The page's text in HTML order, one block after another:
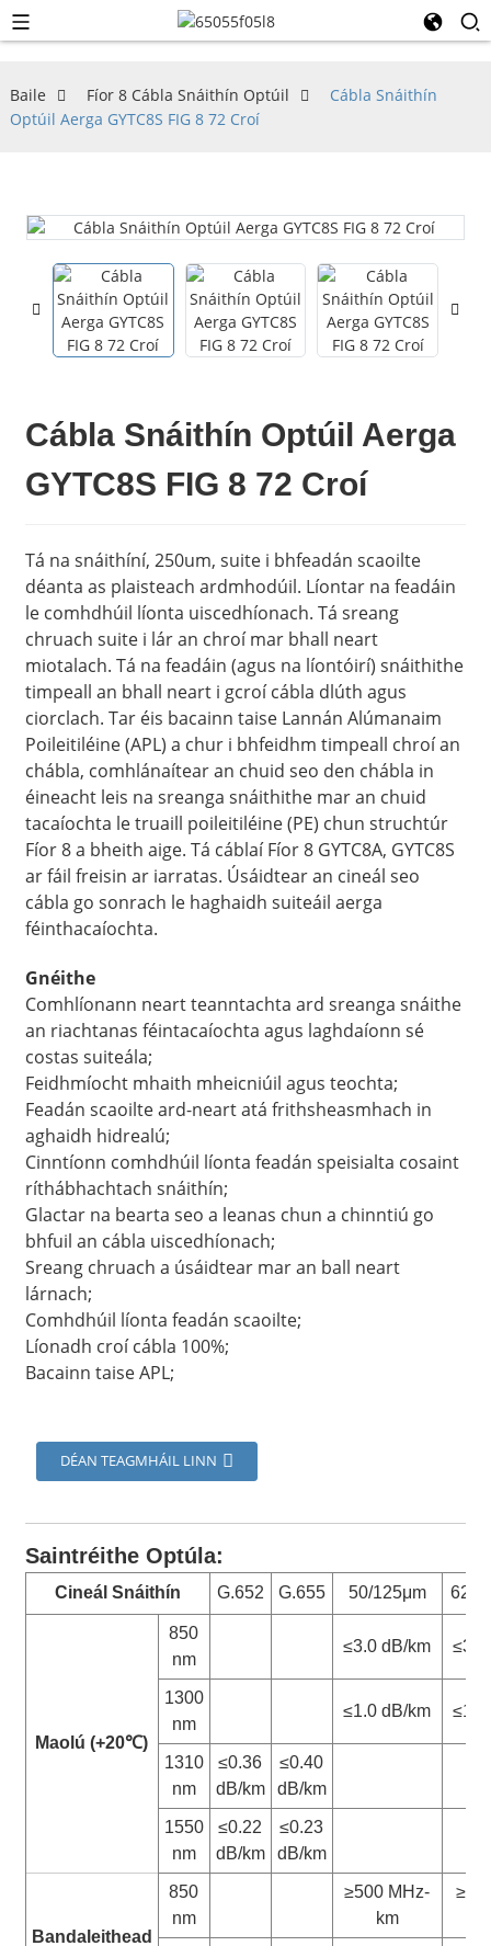
Baile Fíor 8 Cábla Snáithín Optúil
Cábla Snáithín
Optúil Aerga GYTC8S FIG 8 72 Croí
Cábla Snáithín Optúil Aerga
GYTC8S FIG 8 72 Croí
Tá na snáithíní, 250um, suite i bhfeadán scaoilte
déanta as plaisteach ardmhodúil. Líontar na feadáin
le comhdhúil líonta uiscedhíonach. Tá sreang
chruach suite i lár an chroí mar bhall neart
miotalach. Tá na feadáin (agus na líontóirí) snáithithe
timpeall an bhall neart i gcroí cábla dlúth agus
ciorclach. Tar éis bacainn taise Lannán Alúmanaim
Poileitiléine (APL) a chur i bhfeidhm timpeall chroí an
chábla, comhlánaítear an chuid seo den chábla in
éineacht leis na sreanga snáithithe mar an chuid
tacaíochta le truaill poileitiléine (PE) chun struchtúr
Fíor 8 a bheith aige. Tá cáblaí Fíor 8 GYTC8A, GYTC8S
ar fáil freisin ar iarratas. Úsáidtear an cineál seo
cábla go sonrach le haghaidh suiteáil aerga
féinthacaíochta.
Gnéithe
Comhlíonann neart teanntachta ard sreanga snáithe
an riachtanas féintacaíochta agus laghdaíonn sé
costas suiteála;
Feidhmíocht mhaith mheicniúil agus teochta;
Feadán scaoilte ard-neart atá frithsheasmhach in
aghaidh hidrealú;
Cinntíonn comhdhúil líonta feadán speisialta cosaint
ríthábhachtach snáithín;
Glactar na bearta seo a leanas chun a chinntiú go
bhfuil an cábla uiscedhíonach;
Sreang chruach a úsáidtear mar an ball neart
lárnach;
Comhdhúil líonta feadán scaoilte;
Líonadh croí cábla 100%;
Bacainn taise APL;
DÉAN TEAGMHÁIL LINN
Saintréithe Optúla:
Cineál Snáithín G.652 G.655 50/125μm
Maolú (+20℃)
850
nm
≤3.0 dB/km ≤3.3
1300
nm
≤1.0 dB/km ≤1.0
1310
nm
≤0.36
dB/km
≤0.40
dB/km
1550
nm
≤0.22
dB/km
≤0.23
dB/km
Bandaleithead
850
nm
≥500 MHz-
km